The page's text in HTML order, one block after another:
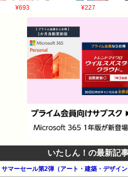
¥693 ¥227
いたしん！の最新記
マーセール第2弾（アート・建築・デザイ